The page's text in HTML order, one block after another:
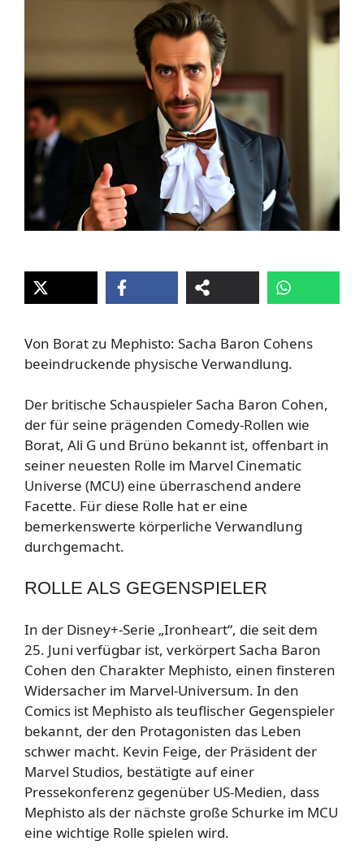
Von Borat zu Mephisto: Sacha Baron Cohens
beeindruckende physische Verwandlung.
Der britische Schauspieler Sacha Baron Cohen,
der für seine prägenden Comedy-Rollen wie
Borat, Ali G und Brüno bekannt ist, offenbart in
seiner neuesten Rolle im Marvel Cinematic
Universe (MCU) eine überraschend andere
Facette. Für diese Rolle hat er eine
bemerkenswerte körperliche Verwandlung
durchgemacht.
ROLLE ALS GEGENSPIELER
In der Disney+-Serie „Ironheart“, die seit dem
25. Juni verfügbar ist, verkörpert Sacha Baron
Cohen den Charakter Mephisto, einen finsteren
Widersacher im Marvel-Universum. In den
Comics ist Mephisto als teuflischer Gegenspieler
bekannt, der den Protagonisten das Leben
schwer macht. Kevin Feige, der Präsident der
Marvel Studios, bestätigte auf einer
Pressekonferenz gegenüber US-Medien, dass
Mephisto als der nächste große Schurke im MCU
eine wichtige Rolle spielen wird.